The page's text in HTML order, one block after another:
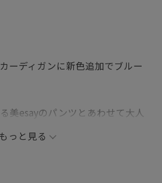
ーディガンに新色追加でブルー
美esayのパンツとあわせて大人
もっと見る